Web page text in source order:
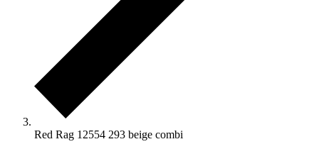
Red Rag 12554 293 beige combi